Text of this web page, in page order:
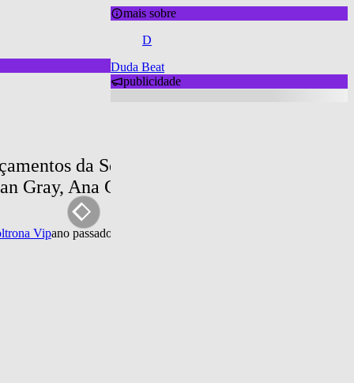
da Semana: Grag Queen, Justin
Gray, Ana Carolina, mgk, Sigrid, FLO e
Vipano passado
mais sobre
D
Duda Beat
publicidade